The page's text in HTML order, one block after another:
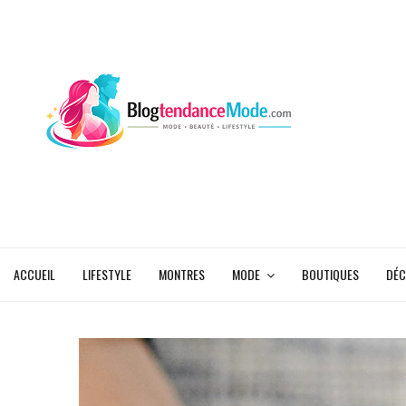
ACCUEIL LIFESTYLE MONTRES MODE BOUTIQUES